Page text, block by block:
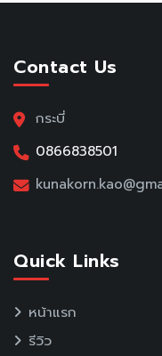
Contact Us
กระบี่
0866838501
Quick Links
หน้าแรก
รีวิว